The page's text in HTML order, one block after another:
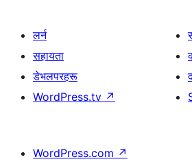
लर्न
सहायता
डेभलपरहरू
WordPress.tv ↗
WordPress.com ↗